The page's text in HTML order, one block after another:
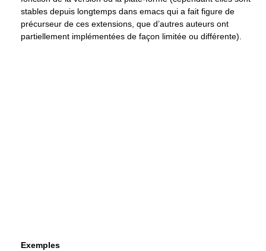
stables depuis longtemps dans emacs qui a fait figure de
précurseur de ces extensions, que d’autres auteurs ont
partiellement implémentées de façon limitée ou différente).
Exemples